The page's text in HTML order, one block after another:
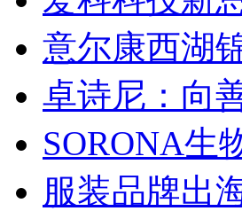
意尔康西湖
卓诗尼：向
SORONA生
服装品牌出